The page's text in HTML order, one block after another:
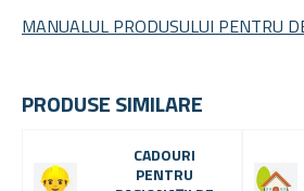
MANUALUL PRODUSULUI PENTRU
PRODUSE SIMILARE
CADOURI
PENTRU